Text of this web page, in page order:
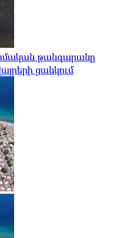
թանգարանը
ցանկում